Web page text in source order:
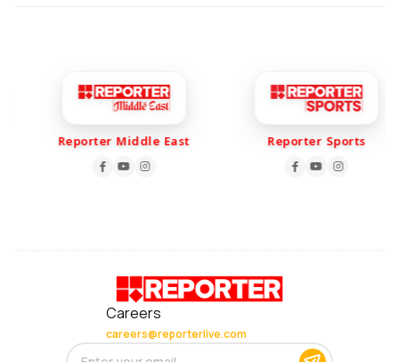
Reporter Middle East Reporter Sports
Careers
careers@reporterlive.com